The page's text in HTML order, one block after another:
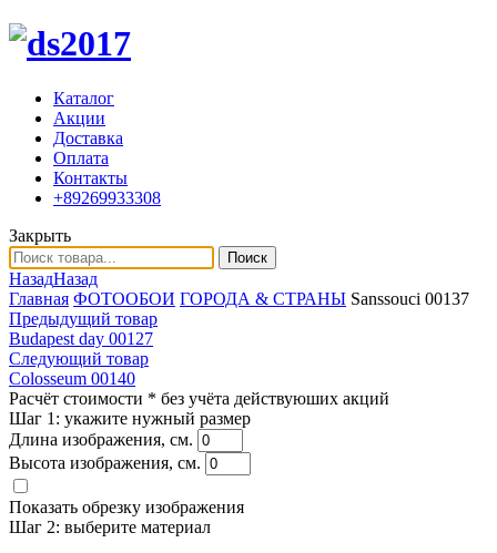
Каталог
Акции
Доставка
Оплата
Контакты
+89269933308
Закрыть
Поиск
НазадНазад
Главная ФОТООБОИ ГОРОДА & СТРАНЫ Sanssouci 00137
Предыдущий товар
Budapest day 00127
Следующий товар
Colosseum 00140
Расчёт стоимости * без учёта действуюших акций
Шаг 1: укажите нужный размер
Длина изображения, см.
Высота изображения, см.
Показать обрезку изображения
Шаг 2: выберите материал